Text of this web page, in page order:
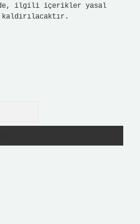
ilgili içerikler yasal